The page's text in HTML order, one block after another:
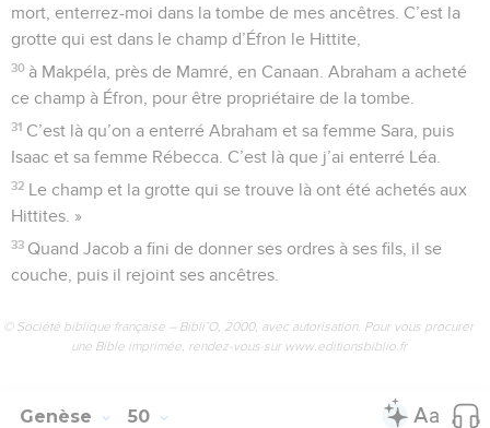
mort, enterrez-moi dans la tombe de mes ancêtres. C’est la
grotte qui est dans le champ d’Éfron le Hittite,
30 à Makpéla, près de Mamré, en Canaan. Abraham a acheté
ce champ à Éfron, pour être propriétaire de la tombe.
31 C’est là qu’on a enterré Abraham et sa femme Sara, puis
Isaac et sa femme Rébecca. C’est là que j’ai enterré Léa.
32 Le champ et la grotte qui se trouve là ont été achetés aux
Hittites. »
33 Quand Jacob a fini de donner ses ordres à ses fils, il se
couche, puis il rejoint ses ancêtres.
© Société biblique française – Bibli’O, 2000, avec autorisation. Pour vous procurer
une Bible imprimée, rendez-vous sur www.editionsbiblio.fr
Genèse 50